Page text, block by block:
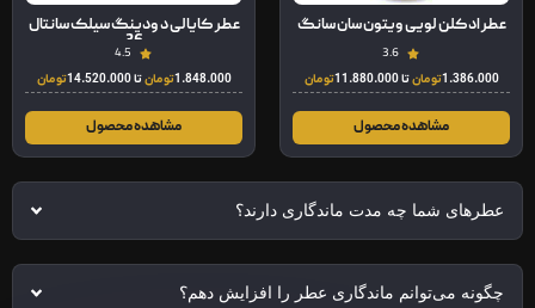
عطر ادکلن لویی ویتون سان سانگ
3.6
1.386.000تومانتا11.880.000 تومان
مشاهده محصول
عطر کایالی د ودینگ سیلک سانتال
36
4.5
1.848.000تومانتا14.520.000تومان
مشاهده محصول
عطرهای شما چه مدت ماندگاری دارند؟
چگونه می‌توانم ماندگاری عطر را افزایش دهم؟